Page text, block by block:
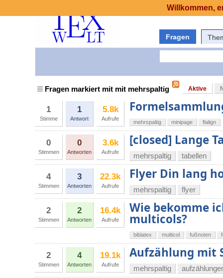
Fragen
Fragen markiert mit mit mehrspaltig Aktive
1
Stimme
1
Antwort
5.8k
Aufrufe
mehrspaltig minipage flalign
0
Stimmen
0
Antworten
3.6k
Aufrufe
[closed] Lange
mehrspaltig tabellen
4
Stimmen
3
Antworten
22.3k
Aufrufe
Flyer Din lang
mehrspaltig flyer
2
Stimmen
2
Antworten
16.4k
Aufrufe
Wie bekomme
multicols?
biblatex multicol fußnoten
2
Stimmen
4
Antworten
19.1k
Aufrufe
Aufzählung mit
mehrspaltig
Willkommen,